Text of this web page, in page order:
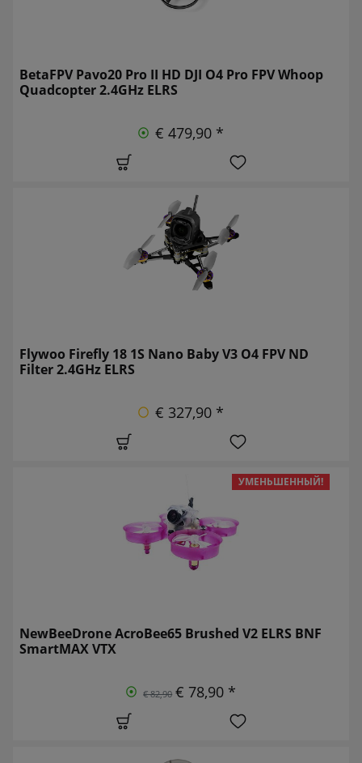
BetaFPV Pavo20 Pro II HD DJI O4 Pro FPV Whoop
Quadcopter 2.4GHz ELRS
€ 479,90 *
Flywoo Firefly 18 1S Nano Baby V3 O4 FPV ND
Filter 2.4GHz ELRS
€ 327,90 *
УМЕНЬШЕННЫЙ!
NewBeeDrone AcroBee65 Brushed V2 ELRS BNF
SmartMAX VTX
€ 82,90 € 78,90 *